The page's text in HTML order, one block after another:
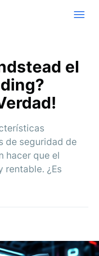
el
de seguridad de
hacer que el
rentable. ¿Es